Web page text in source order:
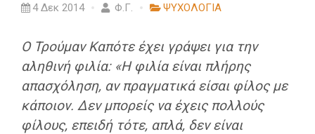
4 Δεκ 2014 Φ.Γ. ΨΥΧΟΛΟΓΙΑ
Ο Τρούμαν Καπότε έχει γράψει για την
αληθινή φιλία: «Η φιλία είναι πλήρης
απασχόληση, αν πραγματικά είσαι φίλος με
κάποιον. Δεν μπορείς να έχεις πολλούς
φίλους, επειδή τότε, απλά, δεν είναι